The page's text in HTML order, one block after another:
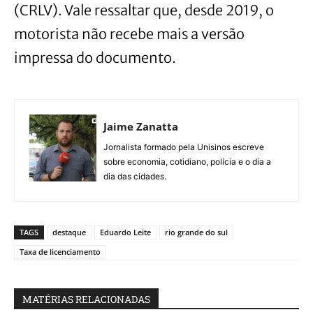
(CRLV). Vale ressaltar que, desde 2019, o
motorista não recebe mais a versão
impressa do documento.
Jaime Zanatta
Jornalista formado pela Unisinos escreve
sobre economia, cotidiano, polícia e o dia a
dia das cidades.
TAGS destaque Eduardo Leite
rio grande do sul
Taxa de licenciamento
MATÉRIAS RELACIONADAS